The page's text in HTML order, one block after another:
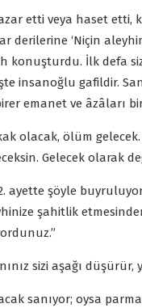
etti veya haset etti,
derilerine ‘Niçin
İlk defa
insanoğlu gafildir.
emanet ve âzâları
olacak, ölüm
Gelecek olarak
ayette şöyle
şahitlik
sizi aşağı düşürür,
sanıyor; oysa